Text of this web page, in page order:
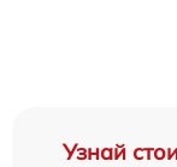
Узнай